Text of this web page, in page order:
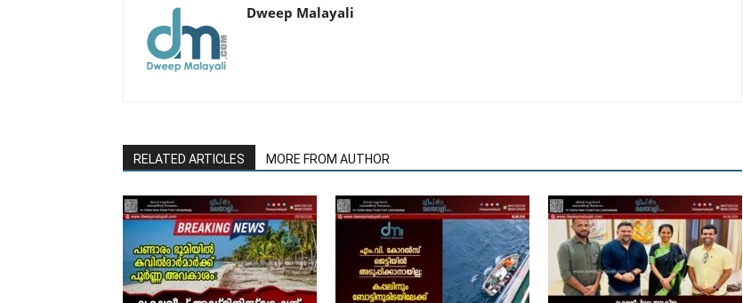
Dweep Malayali
RELATED ARTICLES MORE FROM AUTHOR